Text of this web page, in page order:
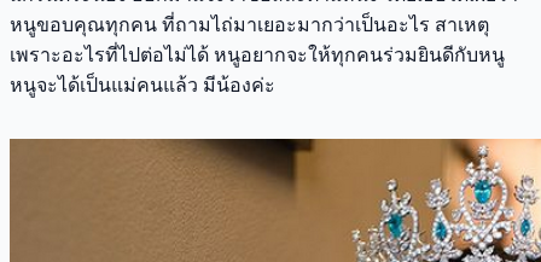
หนูขอบคุณทุกคน ที่ถามไถ่มาเยอะมากว่าเป็นอะไร สาเหตุ
เพราะอะไรที่ไปต่อไม่ได้ หนูอยากจะให้ทุกคนร่วมยินดีกับหนู
หนูจะได้เป็นแม่คนแล้ว มีน้องค่ะ